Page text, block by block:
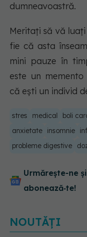
dumneavoastră.
Meritați să vă
fie că asta
mini pauze în
este un
că ești un individ
stres medical boli
anxietate
insomnie
probleme digestive
Urmărește-ne
abonează‑te!
NOUTĂȚI